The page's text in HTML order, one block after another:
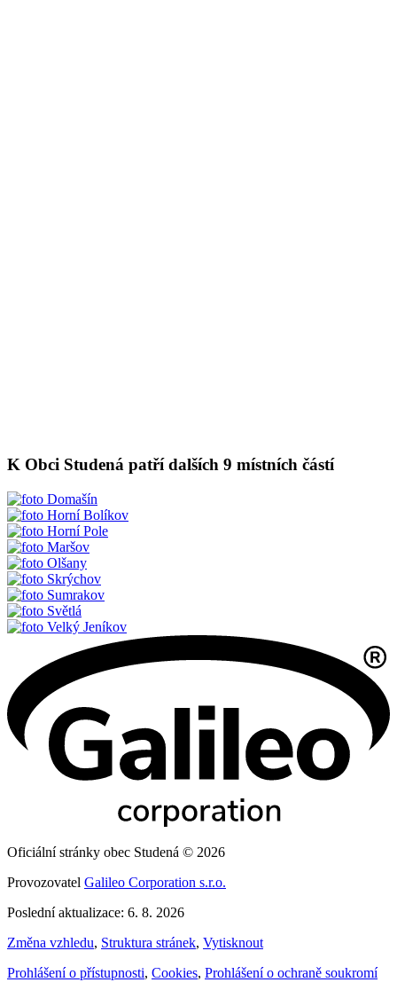
K Obci Studená patří dalších 9 místních částí
Domašín
Horní Bolíkov
Horní Pole
Maršov
Olšany
Skrýchov
Sumrakov
Světlá
Velký Jeníkov
Oficiální stránky obec Studená © 2026
Provozovatel Galileo Corporation s.r.o.
Poslední aktualizace: 6. 8. 2026
Změna vzhledu, Struktura stránek, Vytisknout
Prohlášení o přístupnosti, Cookies, Prohlášení o ochraně soukromí